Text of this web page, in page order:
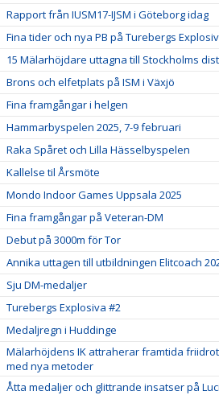
Rapport från IUSM17-IJSM i Göteborg idag
Fina tider och nya PB på Turebergs
15 Mälarhöjdare uttagna till Stockholms
Brons och elfetplats på ISM i Växjö
Fina framgångar i helgen
Hammarbyspelen 2025, 7-9 februari
Raka Spåret och Lilla Hässelbyspelen
Kallelse til Årsmöte
Mondo Indoor Games Uppsala 2025
Fina framgångar på Veteran-DM
Debut på 3000m för Tor
Annika uttagen till utbildningen Elitcoach
Sju DM-medaljer
Turebergs Explosiva #2
Medaljregn i Huddinge
Mälarhöjdens IK attraherar framtida
med nya metoder
Åtta medaljer och glittrande insatser på